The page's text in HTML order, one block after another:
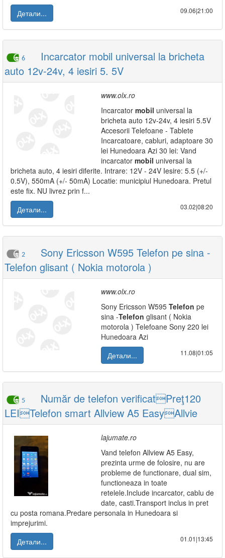
Детали...
09.06|21:00
6
Incarcator mobil universal la bricheta
auto 12v-24v, 4 iesiri 5. 5V
www.olx.ro
Incarcator mobil universal la
bricheta auto 12v-24v, 4 iesiri 5.5V
Accesorii Telefoane - Tablete
Incarcatoare, cabluri, adaptoare 30
lei Hunedoara Azi 30 lei: Vand
incarcator mobil universal la
bricheta auto, 4 iesiri diferite. Intrare: 12V - 24V Iesire: 5.5 (+/-
0.5V), 550mA (+/- 50mA) Locatie: municipiul Hunedoara. Pretul
este fix. NU livrez prin f...
Детали...
03.02|08:20
2
Sony Ericsson W595 Telefon pe sina -
Telefon glisant ( Nokia motorola )
www.olx.ro
Sony Ericsson W595 Telefon pe
sina -Telefon glisant ( Nokia
motorola ) Telefoane Sony 220 lei
Hunedoara Azi
Детали...
11.08|01:05
5
Număr de telefon verificatPreţ120
LEITelefon smart Allview A5 EasyAllvie
lajumate.ro
Vand telefon Allview A5 Easy,
prezinta urme de folosire, nu are
probleme de functionare, dual sim,
functioneaza in toate
retelele.Include incarcator, cablu de
date, casti.Transport inclus in pret
cu posta romana.Predare personala in Hunedoara si
imprejurimi.
Детали...
01.01|13:45